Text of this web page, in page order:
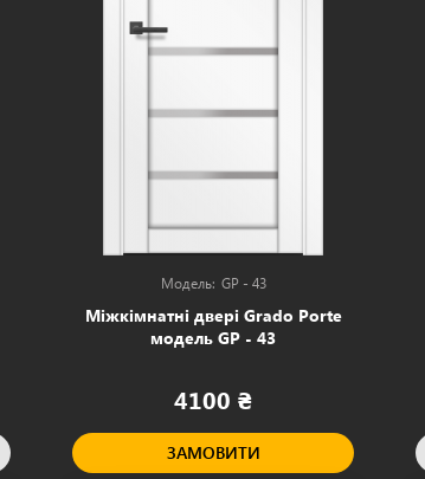
GP - 43
Міжкімнатні двері Grado Porte
модель GP - 43
4100 ₴
ЗАМОВИТИ